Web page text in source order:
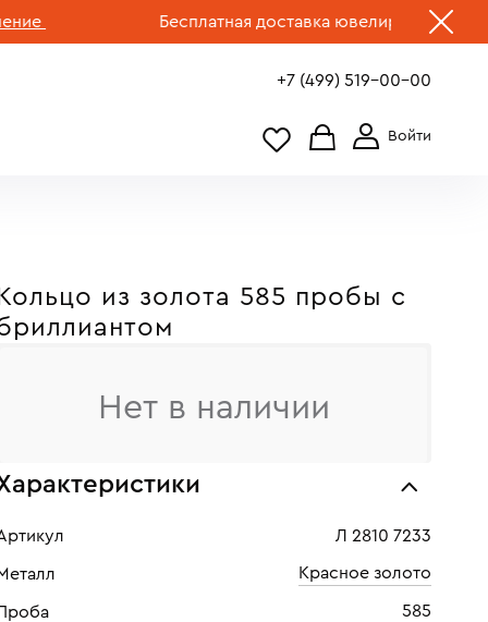
Бесплатная доставка ювелирных изделий
+7 (499) 519-00-00
Кольцо из золота 585 пробы с
Нет в наличии
Л 2810 7233
Красное золото
585